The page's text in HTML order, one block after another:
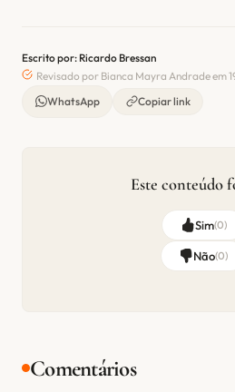
Escrito por: Ricardo Bressan
Revisado por Bianca Mayra Andrade em
WhatsApp
Copiar link
Este conteúdo
Sim(0)
Não(0)
Comentários